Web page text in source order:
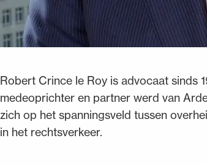
Robert Crince le Roy is advocaat sinds
medeoprichter en partner werd van
zich op het spanningsveld tussen
in het rechtsverkeer.